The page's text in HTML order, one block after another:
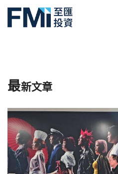
最新文章